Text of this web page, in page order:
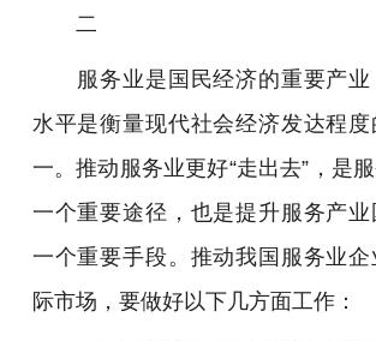
二
服务业是国民经济的重要产业
水平是衡量现代社会经济发达程度
一。推动服务业更好“走出去”，是
一个重要途径，也是提升服务产
一个重要手段。推动我国服务业
际市场，要做好以下几方面工作：